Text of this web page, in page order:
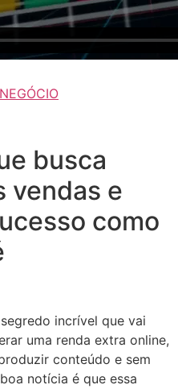
busca
vendas e
como
incrível que vai
uma renda extra online,
conteúdo e sem
notícia é que essa